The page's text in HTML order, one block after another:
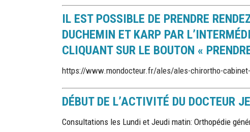
IL EST POSSIBLE DE PRENDRE
DUCHEMIN ET KARP PAR
CLIQUANT SUR LE BOUTON «
https://www.mondocteur.fr/ales/ales-chirortho-
DÉBUT DE L’ACTIVITÉ DU DOCTEUR
Consultations les Lundi et Jeudi matin: Orthopédie